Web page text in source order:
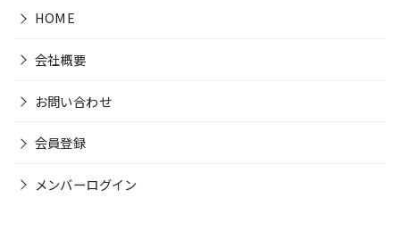
HOME
会社概要
お問い合わせ
会員登録
メンバーログイン